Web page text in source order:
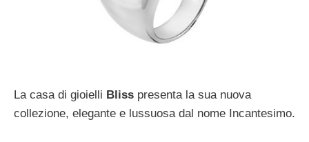
La casa di gioielli Bliss presenta la sua nuova
collezione, elegante e lussuosa dal nome Incantesimo.